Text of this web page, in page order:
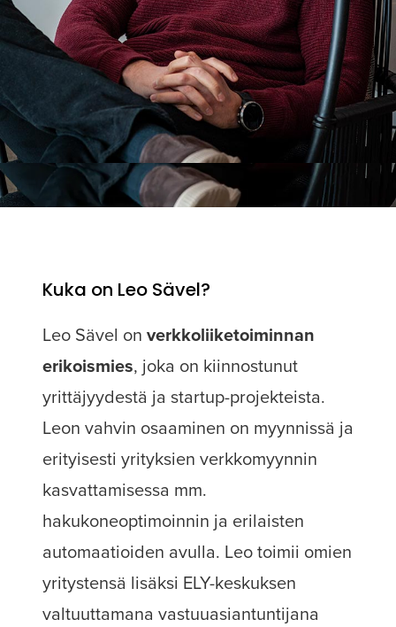
Kuka on Leo Sävel?
Leo Sävel on verkkoliiketoiminnan
erikoismies, joka on kiinnostunut
yrittäjyydestä ja startup-projekteista.
Leon vahvin osaaminen on myynnissä ja
erityisesti yrityksien verkkomyynnin
kasvattamisessa mm.
hakukoneoptimoinnin ja erilaisten
automaatioiden avulla. Leo toimii omien
yritystensä lisäksi ELY-keskuksen
valtuuttamana vastuuasiantuntijana